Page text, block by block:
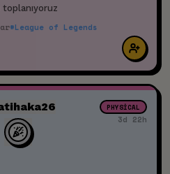
#League of Legends
PHYSICAL
3d 22h